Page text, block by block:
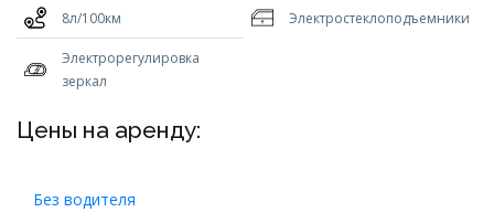
8л/100км Электростеклоподъемники
Электрорегулировка
зеркал
Цены на аренду:
Без водителя